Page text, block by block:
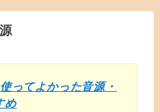
ってよかった音源・
め